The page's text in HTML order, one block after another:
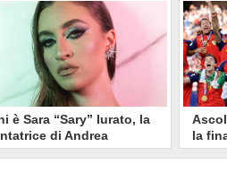
è Sara “Sary” Iurato, la
di Andrea
a Temptation
la